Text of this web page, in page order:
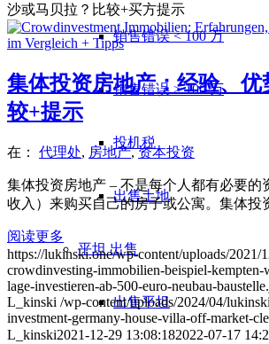
销售错误 < 100 万
销售错误 > 100 万
投机税
出售土地
平坦出售
出售平坦
沙或马贝拉？比较+买方提示
集体投资房地产：经验、优
较+提示
在： 代理处, 房地产,资本投资
集体投资房地产 – 不是每个人都有必要的
收入）来购买自己的房子或公寓。集体
阅读更多
https://lukinski.one/wp-content/uploads/2021/
crowdinvesting-immobilien-beispiel-kempten-
lage-investieren-ab-500-euro-neubau-
L_kinski /wp-content/uploads/2024/04/
investment-germany-house-villa-off-market-
L_kinski2021-12-29 13:08:182022-07-17